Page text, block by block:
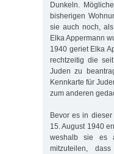
Dunkeln.
bisherigen
sie auch noch,
Elka Appermann
1940 geriet Elka
rechtzeitig die
Juden zu
Kennkarte für
zum anderen
Bevor es in
15. August 1940
weshalb sie es
mitzuteilen,